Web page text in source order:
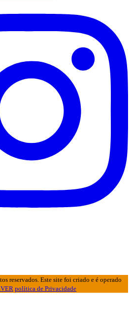
reservados. Este site foi criado e é operado
política de Privacidade